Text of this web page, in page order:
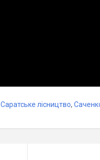
Саратське лісництво,